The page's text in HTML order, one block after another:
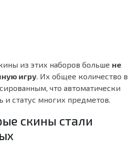
из этих наборов больше не
игру. Их общее количество в
что автоматически
и статус многих предметов.
скины стали